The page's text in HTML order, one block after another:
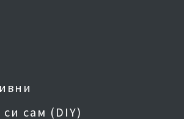
сам (DIY)